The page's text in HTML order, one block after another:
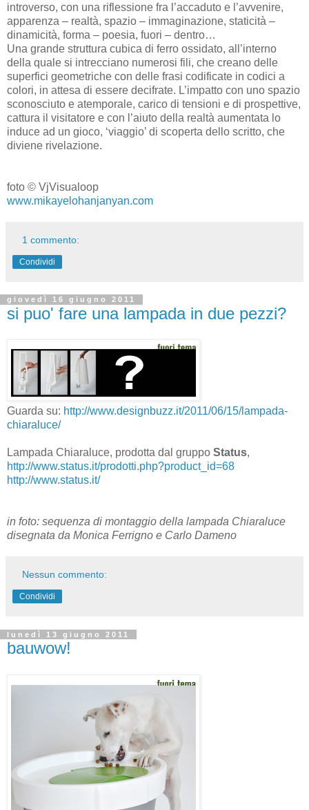
introverso, con una riflessione fra l’accaduto e l’avvenire,
apparenza – realtà, spazio – immaginazione, staticità –
dinamicità, forma – poesia, fuori – dentro…
Una grande struttura cubica di ferro ossidato, all’interno
della quale si intrecciano numerosi fili, che creano delle
superfici geometriche con delle frasi codificate in codici a
colori, in attesa di essere decifrate. L’impatto con uno spazio
sconosciuto e atemporale, carico di tensioni e di prospettive,
cattura il visitatore e con l’aiuto della realtà aumentata lo
induce ad un gioco, ‘viaggio’ di scoperta dello scritto, che
diviene rivelazione.
foto © VjVisualoop
www.mikayelohanjanyan.com
1 commento:
Condividi
giovedì 16 giugno 2011
si puo' fare una lampada in due pezzi?
Guarda su: http://www.designbuzz.it/2011/06/15/lampada-
chiaraluce/
Lampada Chiaraluce, prodotta dal gruppo Status,
http://www.status.it/prodotti.php?product_id=68
http://www.status.it/
in foto: sequenza di montaggio della lampada Chiaraluce
disegnata da Monica Ferrigno e Carlo Dameno
Nessun commento:
Condividi
lunedì 13 giugno 2011
bauwow!